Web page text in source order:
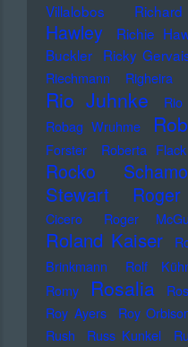
Villalobos
Hawley
Richie
Buckler
Ricky
Riechmann Righeira
Rio Juhnke
Robag Wruhme
Forster
Roberta Flack
Rocko
Stewart
Cicero
Roger
Roland Kaiser
Brinkmann
Rolf
Romy Rosalia
Roy Ayers Roy
Rush
Russ Kunkel